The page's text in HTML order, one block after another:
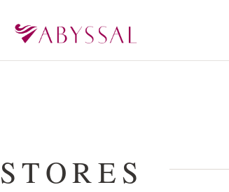
STORES